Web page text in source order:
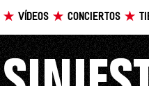
VÍDEOS CONCIERTOS